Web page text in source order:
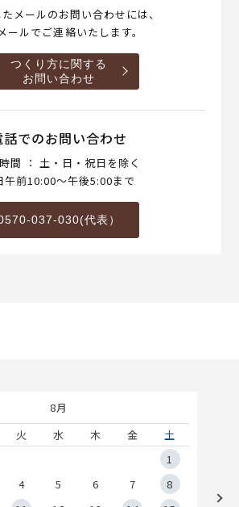
メールのお問い合わせには、
ールでご連絡いたします。
つくり方に関する
お問い合わせ
話でのお問い合わせ
間 ： 土・日・祝日を除く
午前10:00～午後5:00まで
037-030(代表）
8月
火 水 木 金
土
1
4 5 6 7
8